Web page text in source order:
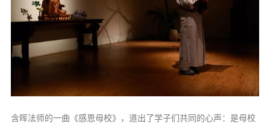
含晖法师的一曲《感恩母校》，道出了学子们共同的心声：是母校